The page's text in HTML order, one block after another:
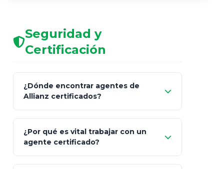
Seguridad y
Certificación
¿Dónde encontrar agentes de
Allianz certificados?
Seguros y Fianzas (CNSF)
netWorth
¿Por qué es vital trabajar con un
agente certificado?